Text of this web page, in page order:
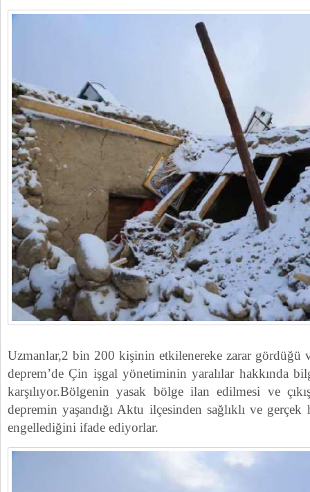
Uzmanlar,2 bin 200 kişinin etkilenereke zarar gördüğü
deprem’de Çin işgal yönetiminin yaralılar hakkında
karşılıyor.Bölgenin yasak bölge ilan edilmesi ve çıkış
depremin yaşandığı Aktu ilçesinden sağlıklı ve gerçek
engellediğini ifade ediyorlar.